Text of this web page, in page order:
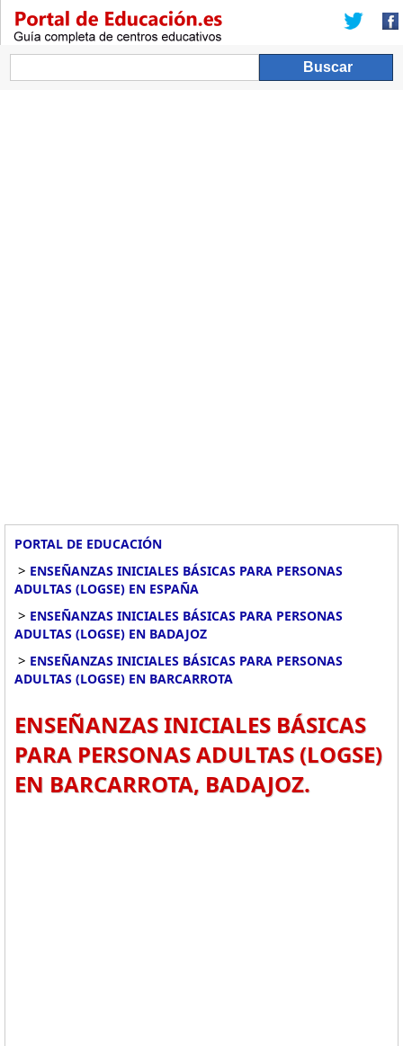
PORTAL DE EDUCACIÓN
> ENSEÑANZAS INICIALES BÁSICAS PARA PERSONAS
ADULTAS (LOGSE) EN ESPAÑA
> ENSEÑANZAS INICIALES BÁSICAS PARA PERSONAS
ADULTAS (LOGSE) EN BADAJOZ
> ENSEÑANZAS INICIALES BÁSICAS PARA PERSONAS
ADULTAS (LOGSE) EN BARCARROTA
ENSEÑANZAS INICIALES BÁSICAS
PARA PERSONAS ADULTAS (LOGSE)
EN BARCARROTA, BADAJOZ.